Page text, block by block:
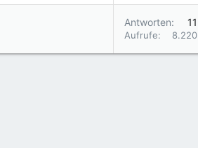
Antworten 11
Aufrufe 8.220